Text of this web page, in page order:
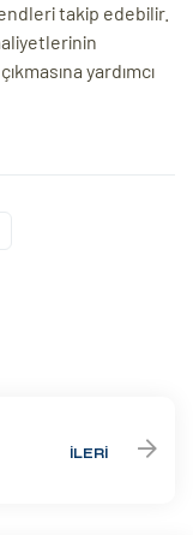
takip edebilir.
yardımcı
İLERI